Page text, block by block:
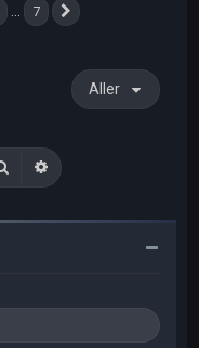
7
Aller
RechercherRecherche avancée